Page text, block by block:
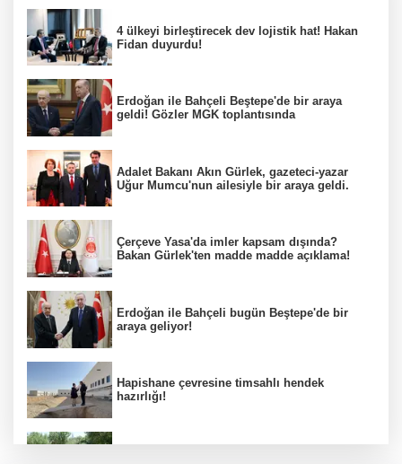
4 ülkeyi birleştirecek dev lojistik hat! Hakan
Fidan duyurdu!
Erdoğan ile Bahçeli Beştepe'de bir araya
geldi! Gözler MGK toplantısında
Adalet Bakanı Akın Gürlek, gazeteci-yazar
Uğur Mumcu'nun ailesiyle bir araya geldi.
Çerçeve Yasa'da imler kapsam dışında?
Bakan Gürlek'ten madde madde açıklama!
Erdoğan ile Bahçeli bugün Beştepe'de bir
araya geliyor!
Hapishane çevresine timsahlı hendek
hazırlığı!